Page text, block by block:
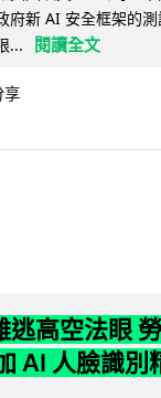
府新 AI 安全框架的
...
閱讀全文
享
逃高空法眼
AI 人臉識別